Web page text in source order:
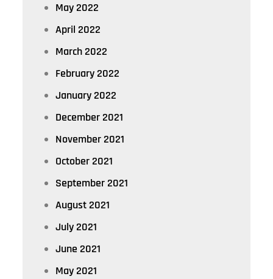
May 2022
April 2022
March 2022
February 2022
January 2022
December 2021
November 2021
October 2021
September 2021
August 2021
July 2021
June 2021
May 2021